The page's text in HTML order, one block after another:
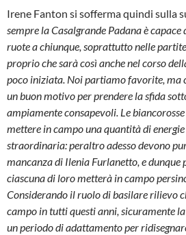
Irene Fanton si sofferma quindi sulla
sempre la Casalgrande Padana è
ruote a chiunque, soprattutto nelle
proprio che sarà così anche nel corso
poco iniziata. Noi partiamo favorite, ma
un buon motivo per prendere la sfida
ampiamente consapevoli. Le
mettere in campo una quantità di
straordinaria: peraltro adesso devono
mancanza di Ilenia Furlanetto, e dunque
ciascuna di loro metterà in campo
Considerando il ruolo di basilare rilievo
campo in tutti questi anni, sicuramente
un periodo di adattamento per